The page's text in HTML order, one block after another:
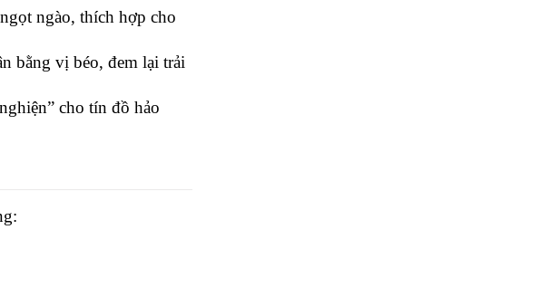
ngào, thích hợp cho
bằng vị béo, đem lại trải
cho tín đồ hảo